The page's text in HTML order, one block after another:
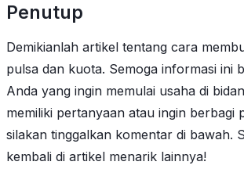
Penutup
Demikianlah artikel tentang cara
pulsa dan kuota. Semoga informasi ini
Anda yang ingin memulai usaha di
memiliki pertanyaan atau ingin berbagi
silakan tinggalkan komentar di bawah.
kembali di artikel menarik lainnya!